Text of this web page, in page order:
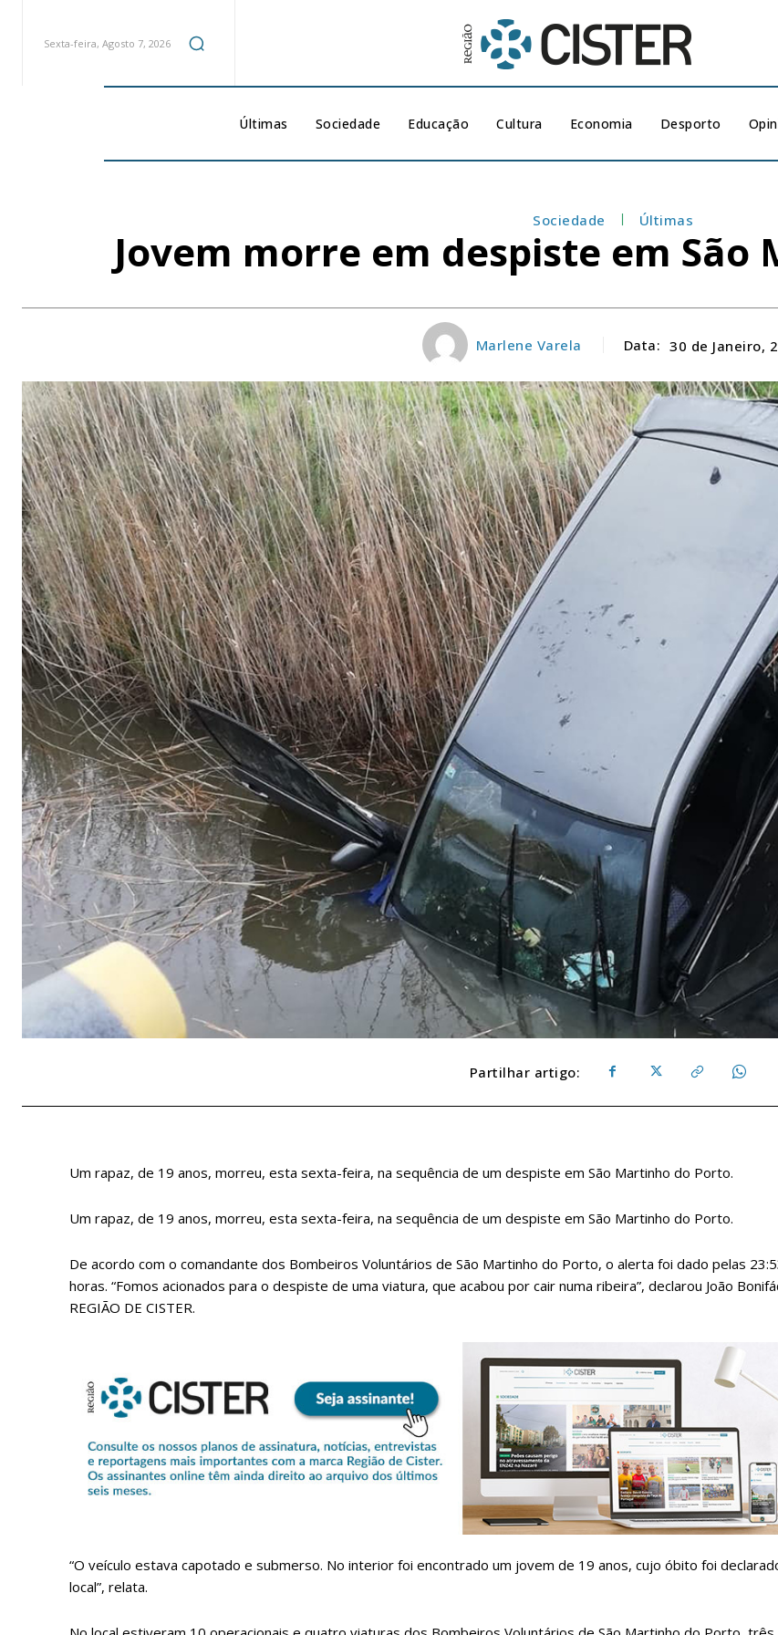
Planos de
Faça-se assinante do Região de Cister e ajude-nos a manter este
Sendo assinante terá acesso a todos os conteúdos exclusivos e versões
Sexta-feira, Agosto 7, 2026
Últimas Sociedade Educação Cultura Economia Desporto
Sociedade Últimas
Jovem morre em despiste em
Marlene Varela Data: 30 de Janeiro,
Partilhar artigo:
Um rapaz, de 19 anos, morreu, esta sexta-feira, na sequência de um despiste em São Martinho do Porto.
Um rapaz, de 19 anos, morreu, esta sexta-feira, na sequência de um despiste em São Martinho do Porto.
De acordo com o comandante dos Bombeiros Voluntários de São Martinho do Porto, o alerta foi dado pelas
horas. “Fomos acionados para o despiste de uma viatura, que acabou por cair numa ribeira”, declarou João
REGIÃO DE CISTER.
“O veículo estava capotado e submerso. No interior foi encontrado um jovem de 19 anos, cujo óbito foi
local”, relata.